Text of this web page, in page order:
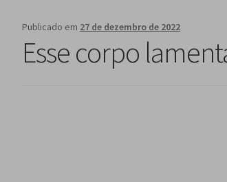
Publicado em 27 de dezembro de 2022
Esse corpo